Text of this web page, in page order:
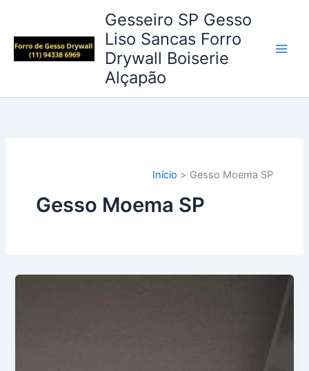
conteúdo
Gesseiro SP Gesso
Liso Sancas Forro
Drywall Boiserie
Alçapão
Início Gesso Moema SP
Gesso Moema SP